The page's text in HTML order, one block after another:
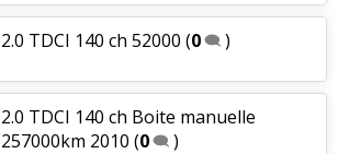
2.0 TDCI 140 ch 52000 (0 )
2.0 TDCI 140 ch Boite manuelle
257000km 2010 (0 )